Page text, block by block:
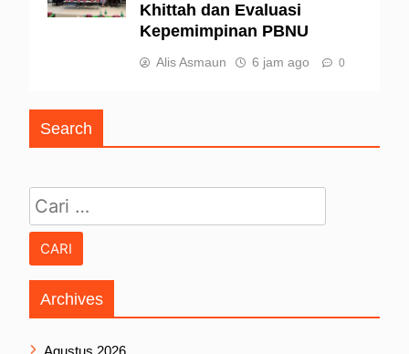
Khittah dan Evaluasi
Kepemimpinan PBNU
Alis Asmaun 6 jam ago 0
Search
Archives